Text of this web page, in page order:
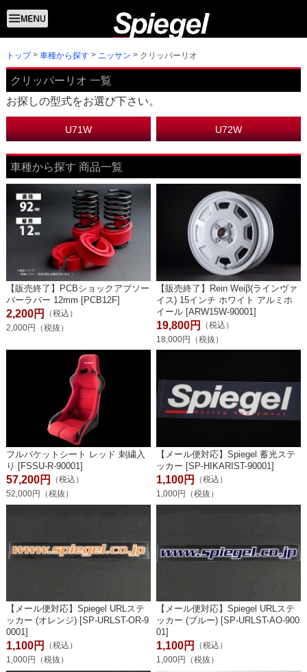
トップ 車種から探す ニッサン クリッパーリオ
クリッパーリオ 一覧
お探しの型式をお選び下さい。
U71W U72W
車種から探す 商品一覧
【販売終了】PCBショックアブソー
バーラバー 12mm [PCB12F]
2,200円
（税込）
2,000円（税抜）
【販売終了】Rein Weiβ(ラインヴァ
イス) 15インチ ホワイト アルミホ
イール [ARW15W-90001]
19,800円
（税込）
18,000円（税抜）
フルバケットシート レッド 刺繍入
り [FSSU-R-90001]
57,200円
（税込）
52,000円（税抜）
【メール便対応】Spiegel 蓄光ステ
ッカー [SP-HIKARIST-90001]
1,100円
（税込）
1,000円（税抜）
【メール便対応】Spiegel URLステ
ッカー (オレンジ) [SP-URLST-OR-9
0001]
1,100円
（税込）
1,000円（税抜）
【メール便対応】Spiegel URLステ
ッカー (ブルー) [SP-URLST-AO-900
01]
1,100円
（税込）
1,000円（税抜）